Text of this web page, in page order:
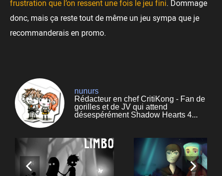
frustration que l’on ressent une fois le jeu fini. Dommage
donc, mais ça reste tout de même un jeu sympa que je
recommanderais en promo.
nunurs
Rédacteur en chef CritiKong - Fan de
gorilles et de JV qui attend
désespérément Shadow Hearts 4...